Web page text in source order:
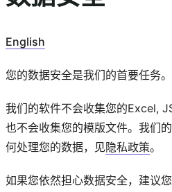
English
您的数据安全是我们的首要任务。
我们的软件不会收集您的Excel,
也不会收集您的模版文件。我们
何处理您的数据，见隐私政策。
如果您依然担心数据安全，建议